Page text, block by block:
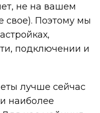
не на вашем
свое). Поэтому мы
подключении и
лучше сейчас
наиболее